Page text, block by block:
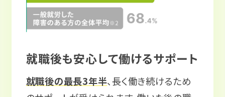
就職後も安心して働けるサポート
就職後の最長3年半、長く働き続けるため